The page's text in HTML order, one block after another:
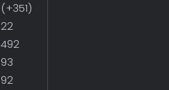
(+351)
22
492
93
92